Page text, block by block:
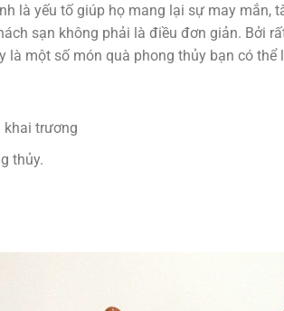
là yếu tố giúp họ mang lại sự may mắn,
sạn không phải là điều đơn giản. Bởi
là một số món quà phong thủy bạn có thể
khai trương
thủy.